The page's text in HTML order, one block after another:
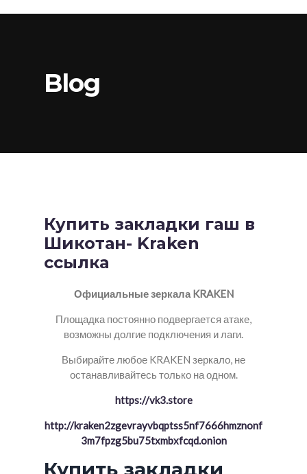
Blog
Купить закладки гаш в
Шикотан- Kraken
ссылка
Официальные зеркала KRAKEN
Площадка постоянно подвергается атаке,
возможны долгие подключения и лаги.
Выбирайте любое KRAKEN зеркало, не
останавливайтесь только на одном.
https://vk3.store
http://kraken2zgevrayvbqptss5nf7666hmznonf
3m7fpzg5bu75txmbxfcqd.onion
Купить закладки